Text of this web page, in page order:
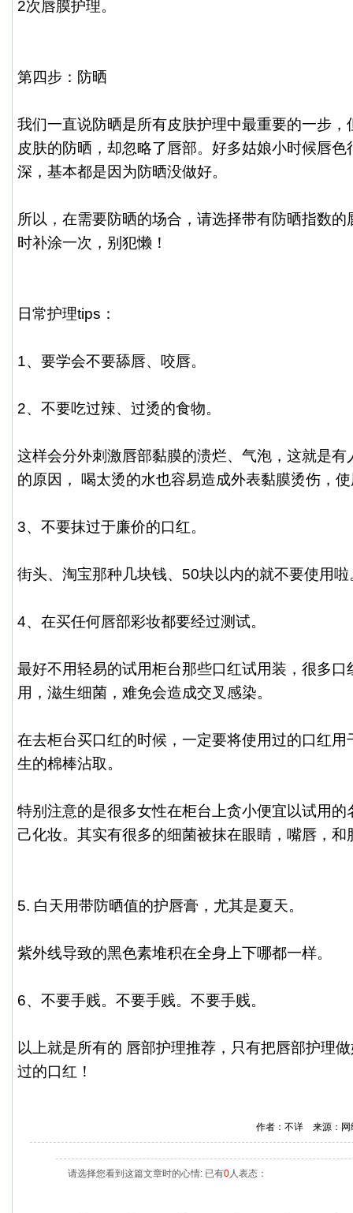
2次唇膜护理。
第四步：防晒
我们一直说防晒是所有皮肤护理中最重要的一步，
皮肤的防晒，却忽略了唇部。好多姑娘小时候唇
深，基本都是因为防晒没做好。
所以，在需要防晒的场合，请选择带有防晒指数
时补涂一次，别犯懒！
日常护理tips：
1、要学会不要舔唇、咬唇。
2、不要吃过辣、过烫的食物。
这样会分外刺激唇部黏膜的溃烂、气泡，这就是有
的原因， 喝太烫的水也容易造成外表黏膜烫伤，
3、不要抹过于廉价的口红。
街头、淘宝那种几块钱、50块以内的就不要使用啦
4、在买任何唇部彩妆都要经过测试。
最好不用轻易的试用柜台那些口红试用装，很多口
用，滋生细菌，难免会造成交叉感染。
在去柜台买口红的时候，一定要将使用过的口红用
生的棉棒沾取。
特别注意的是很多女性在柜台上贪小便宜以试用的
己化妆。其实有很多的细菌被抹在眼睛，嘴唇，和
5. 白天用带防晒值的护唇膏，尤其是夏天。
紫外线导致的黑色素堆积在全身上下哪都一样。
6、不要手贱。不要手贱。不要手贱。
以上就是所有的 唇部护理推荐 ，只有把唇部护理
过的口红！
作者：不详 来源：
请选择您看到这篇文章时的心情: 已有0人表态：